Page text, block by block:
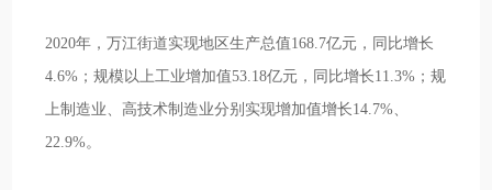
2020年，万江街道实现地区生产总值168.7亿元，同比增长
4.6%；规模以上工业增加值53.18亿元，同比增长11.3%；规
上制造业、高技术制造业分别实现增加值增长14.7%、
22.9%。